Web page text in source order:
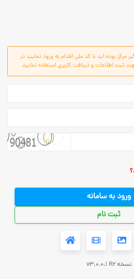
مرکز بوده اید با کد ملی اقدام به ورود نمایید در
ثبت اطلاعات و دریافت کاربری استفاده نمایید
ورود به سامانه
ثبت نام
نسخه v3.0.0.1 R2